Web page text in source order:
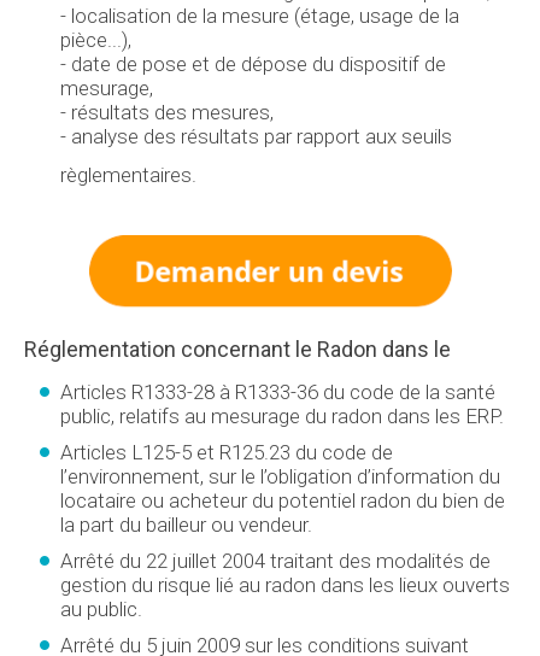
- localisation de la mesure (étage, usage de la
pièce...),
- date de pose et de dépose du dispositif de
mesurage,
- résultats des mesures,
- analyse des résultats par rapport aux seuils
règlementaires.
Réglementation concernant le Radon dans le
Articles R1333-28 à R1333-36 du code de la santé
public, relatifs au mesurage du radon dans les ERP.
Articles L125-5 et R125.23 du code de
l’environnement, sur le l’obligation d’information du
locataire ou acheteur du potentiel radon du bien de
la part du bailleur ou vendeur.
Arrêté du 22 juillet 2004 traitant des modalités de
gestion du risque lié au radon dans les lieux ouverts
au public.
Arrêté du 5 juin 2009 sur les conditions suivant